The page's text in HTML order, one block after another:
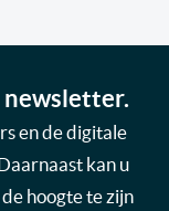
newsletter.
en de digitale
kan u
hoogte te zijn